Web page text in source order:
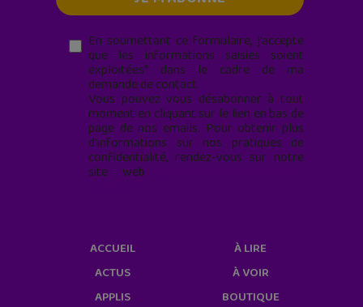
En soumettant ce formulaire, j’accepte
que les informations saisies soient
exploitées* dans le cadre de ma
demande de contact.
Vous pouvez vous désabonner à tout
moment en cliquant sur le lien en bas de
page de nos emails. Pour obtenir plus
d'informations sur nos pratiques de
confidentialité, rendez-vous sur notre
site web
ACCUEIL
ACTUS
APPLIS
À LIRE
À VOIR
BOUTIQUE